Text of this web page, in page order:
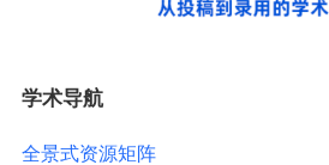
学术导航
全景式资源矩阵